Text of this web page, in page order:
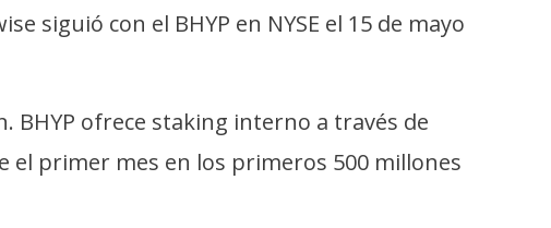
siguió con el BHYP en NYSE el 15 de mayo
BHYP ofrece staking interno a través de
el primer mes en los primeros 500 millones